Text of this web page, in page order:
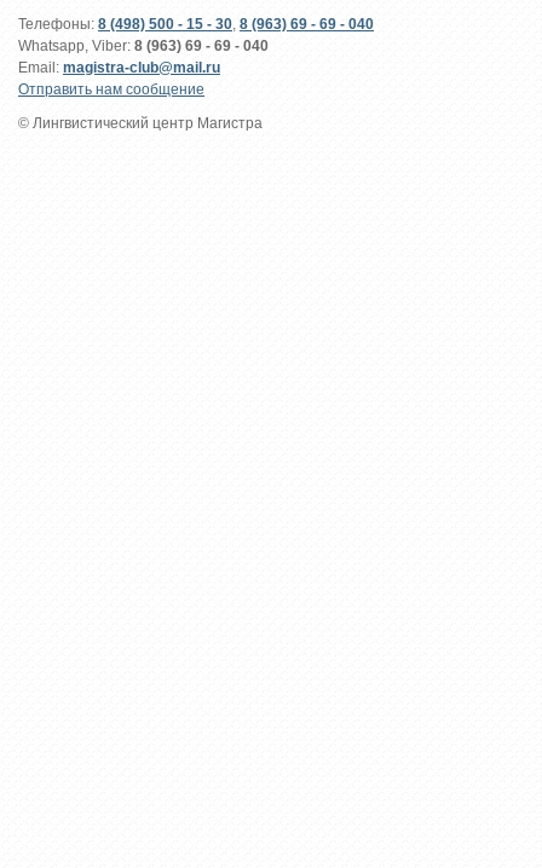
Телефоны: 8 (498) 500 - 15 - 30 8 (963) 69 - 69 - 040
Whatsapp, Viber: 8 (963) 69 - 69 - 040
Email: magistra-club@mail.ru
Отправить нам сообщение
© Лингвистический центр Магистра